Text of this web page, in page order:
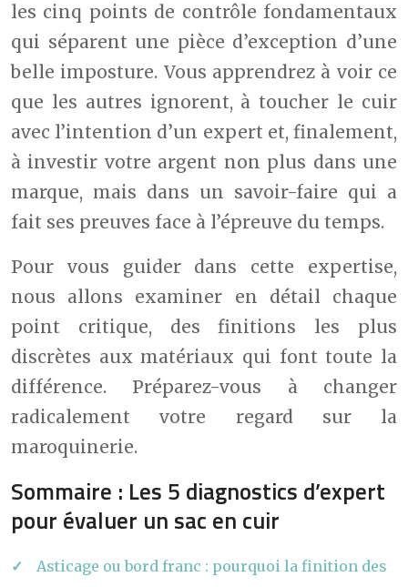
les cinq points de contrôle fondamentaux
qui séparent une pièce d’exception d’une
belle imposture. Vous apprendrez à voir ce
que les autres ignorent, à toucher le cuir
avec l’intention d’un expert et, finalement,
à investir votre argent non plus dans une
marque, mais dans un savoir-faire qui a
fait ses preuves face à l’épreuve du temps.
Pour vous guider dans cette expertise,
nous allons examiner en détail chaque
point critique, des finitions les plus
discrètes aux matériaux qui font toute la
différence. Préparez-vous à changer
radicalement votre regard sur la
maroquinerie.
Sommaire : Les 5 diagnostics d’expert
pour évaluer un sac en cuir
Asticage ou bord franc : pourquoi la finition des